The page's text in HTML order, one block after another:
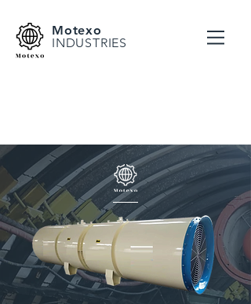
Motexo
INDUSTRIES